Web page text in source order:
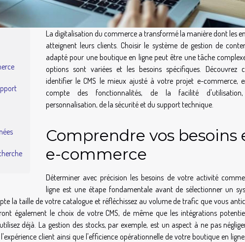
La digitalisation du commerce a transformé la manière dont les
atteignent leurs clients. Choisir le système de gestion de
adapté pour une boutique en ligne peut être une tâche
options sont variées et les besoins spécifiques. Découvrez
identifier le CMS le mieux ajusté à votre projet e-commerce,
compte des fonctionnalités, de la facilité
personnalisation, de la sécurité et du support technique.
Comprendre vos besoins
e-commerce
Déterminer avec précision les besoins de votre activité
ligne est une étape fondamentale avant de sélectionner un
la taille de votre catalogue et réfléchissez au volume de trafic que vous
également le choix de votre CMS, de même que les intégrations
déjà. La gestion des stocks, par exemple, est un aspect à ne pas
client ainsi que l'efficience opérationnelle de votre boutique en